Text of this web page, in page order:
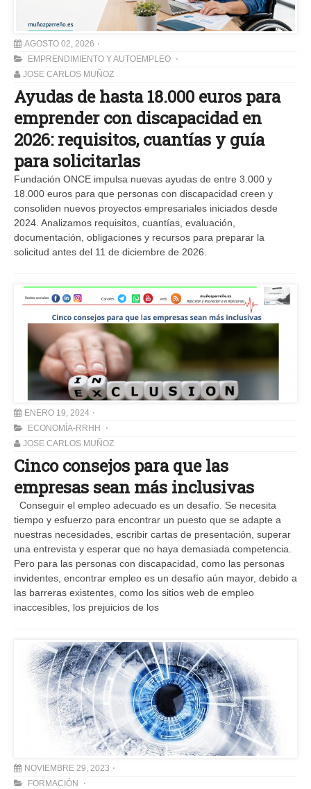
AGOSTO 02, 2026
EMPRENDIMIENTO Y AUTOEMPLEO
JOSE CARLOS MUÑOZ
Ayudas de hasta 18.000 euros para
emprender con discapacidad en
2026: requisitos, cuantías y guía
para solicitarlas
Fundación ONCE impulsa nuevas ayudas de entre 3.000 y
18.000 euros para que personas con discapacidad creen y
consoliden nuevos proyectos empresariales iniciados desde
2024. Analizamos requisitos, cuantías, evaluación,
documentación, obligaciones y recursos para preparar la
solicitud antes del 11 de diciembre de 2026.
ENERO 19, 2024
ECONOMÍA-RRHH
JOSE CARLOS MUÑOZ
Cinco consejos para que las
empresas sean más inclusivas
Conseguir el empleo adecuado es un desafío. Se necesita
tiempo y esfuerzo para encontrar un puesto que se adapte a
nuestras necesidades, escribir cartas de presentación, superar
una entrevista y esperar que no haya demasiada competencia.
Pero para las personas con discapacidad, como las personas
invidentes, encontrar empleo es un desafío aún mayor, debido a
las barreras existentes, como los sitios web de empleo
inaccesibles, los prejuicios de los
NOVIEMBRE 29, 2023
FORMACIÓN